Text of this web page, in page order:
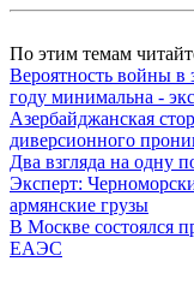
По этим темам
Вероятность войны в
году минимальна -
Азербайджанская
диверсионного
Два взгляда на одну
Эксперт:
армянские грузы
В Москве состоялся
ЕАЭС